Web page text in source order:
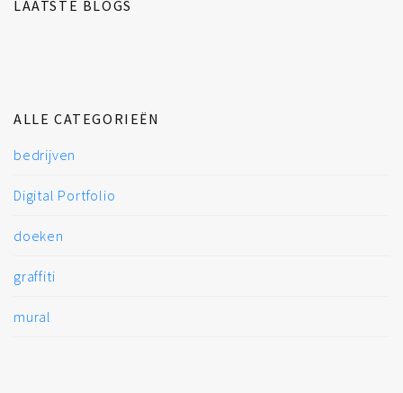
LAATSTE BLOGS
ALLE CATEGORIEËN
bedrijven
Digital Portfolio
doeken
graffiti
mural